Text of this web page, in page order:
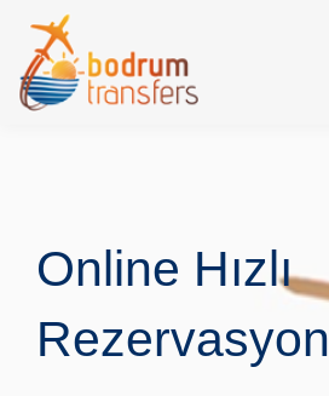
Online Hızlı
Rezervasyon